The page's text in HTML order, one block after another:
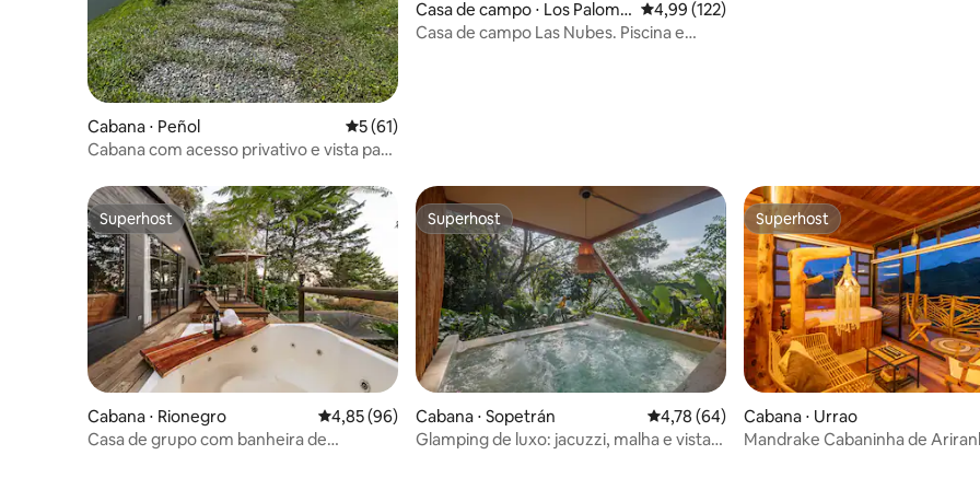
Cabana ⋅ Peñol 5 de uma avaliação média de 5, 61 avaliações
5 (61)
Cabana com acesso privativo e vista para
Casa de campo ⋅ Los Palomo
s
4,99 de uma avaliação média de 5, 122
4,99 (122)
Casa de campo Las Nubes. Piscina e
Superhost
Superhost
Cabana ⋅ Rionegro 4,85 de uma avaliação média de 5, 96 avaliações
4,85 (96)
Casa de grupo com banheira de
Superhost
Superhost
Cabana ⋅ Sopetrán 4,78 de uma avaliação média de 5, 64
4,78 (64)
Glamping de luxo: jacuzzi, malha e vista
Superhost
Superhost
Cabana ⋅ Urrao
Mandrake Cabaninha de